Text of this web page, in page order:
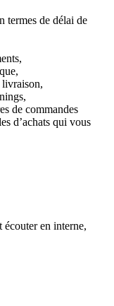
termes de délai de
livraison,
de commandes
d’achats qui vous
écouter en interne,